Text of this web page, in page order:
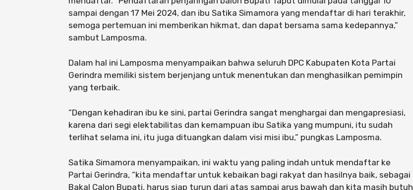
sampai dengan 17 Mei 2024, dan ibu Satika Simamora yang mendaftar di hari terakhir,
semoga pertemuan ini memberikan hikmat, dan dapat bersama sama kedepannya,”
sambut Lamposma.
Dalam hal ini Lamposma menyampaikan bahwa seluruh DPC Kabupaten Kota Partai
Gerindra memiliki sistem berjenjang untuk menentukan dan menghasilkan pemimpin
yang terbaik.
“Dengan kehadiran ibu ke sini, partai Gerindra sangat menghargai dan mengapresiasi,
karena dari segi elektabilitas dan kemampuan ibu Satika yang mumpuni, itu sudah
terlihat selama ini, itu juga dituangkan dalam visi misi ibu,” pungkas Lamposma.
Satika Simamora menyampaikan, ini waktu yang paling indah untuk mendaftar ke
Partai Gerindra, “kita mendaftar untuk kebaikan bagi rakyat dan hasilnya baik, sebagai
Bakal Calon Bupati, harus siap turun dari atas sampai arus bawah dan kita masih butuh